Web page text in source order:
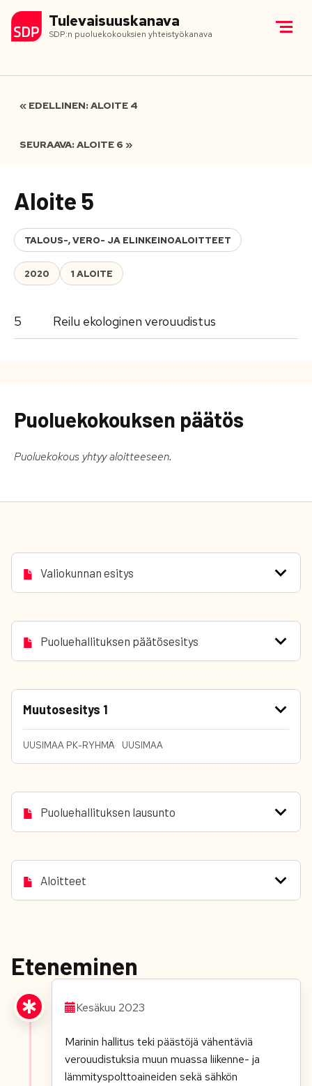
Tulevaisuuskanava
SDP:n puoluekokouksien yhteistyökanava
« EDELLINEN: ALOITE 4
SEURAAVA: ALOITE 6 »
Aloite 5
TALOUS-, VERO- JA ELINKEINOALOITTEET
2020 1 ALOITE
5 Reilu ekologinen verouudistus
Puoluekokouksen päätös
Puoluekokous yhtyy aloitteeseen.
Valiokunnan esitys
Puoluehallituksen päätösesitys
Muutosesitys 1
UUSIMAA PK-RYHMÄ UUSIMAA
Puoluehallituksen lausunto
Aloitteet
Eteneminen
Kesäkuu 2023
Marinin hallitus teki päästöjä vähentäviä
verouudistuksia muun muassa liikenne- ja
lämmityspolttoaineiden sekä sähkön